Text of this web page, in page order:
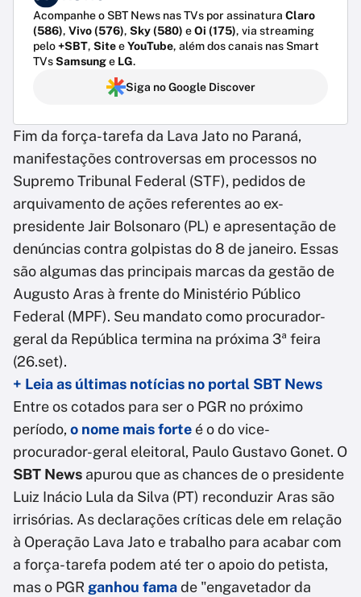
Acompanhe o SBT News nas TVs por assinatura Claro
(586), Vivo (576), Sky (580) eOi (175), via streaming
pelo+SBT, SiteeYouTube, além dos canais nas Smart
TVsSamsunge LG.
Siga no Google Discover
Fim da força-tarefa da Lava Jato no Paraná,
manifestações controversas em processos no
Supremo Tribunal Federal (STF), pedidos de
arquivamento de ações referentes ao ex-
presidente Jair Bolsonaro (PL) e apresentação de
denúncias contra golpistas do 8 de janeiro. Essas
são algumas das principais marcas da gestão de
Augusto Aras à frente do Ministério Público
Federal (MPF). Seu mandato como procurador-
geral da República termina na próxima 3ª feira
(26.set).
+ Leia as últimas notícias no portal SBT News
Entre os cotados para ser o PGR no próximo
período, o nome mais forte é o do vice-
procurador-geral eleitoral, Paulo Gustavo Gonet. O
SBT News apurou que as chances de o presidente
Luiz Inácio Lula da Silva (PT) reconduzir Aras são
irrisórias. As declarações críticas dele em relação
à Operação Lava Jato e trabalho para acabar com
a força-tarefa podem até ter o apoio do petista,
mas o PGR ganhou famade "engavetador da